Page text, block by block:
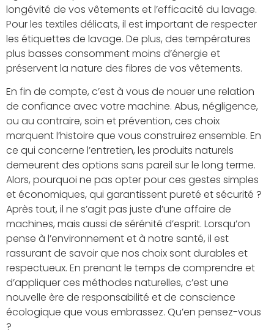
longévité de vos vêtements et l’efficacité du lavage.
Pour les textiles délicats, il est important de respecter
les étiquettes de lavage. De plus, des températures
plus basses consomment moins d’énergie et
préservent la nature des fibres de vos vêtements.
En fin de compte, c’est à vous de nouer une relation
de confiance avec votre machine. Abus, négligence,
ou au contraire, soin et prévention, ces choix
marquent l’histoire que vous construirez ensemble. En
ce qui concerne l’entretien, les produits naturels
demeurent des options sans pareil sur le long terme.
Alors, pourquoi ne pas opter pour ces gestes simples
et économiques, qui garantissent pureté et sécurité ?
Après tout, il ne s’agit pas juste d’une affaire de
machines, mais aussi de sérénité d’esprit. Lorsqu’on
pense à l’environnement et à notre santé, il est
rassurant de savoir que nos choix sont durables et
respectueux. En prenant le temps de comprendre et
d’appliquer ces méthodes naturelles, c’est une
nouvelle ère de responsabilité et de conscience
écologique que vous embrassez. Qu’en pensez-vous
?